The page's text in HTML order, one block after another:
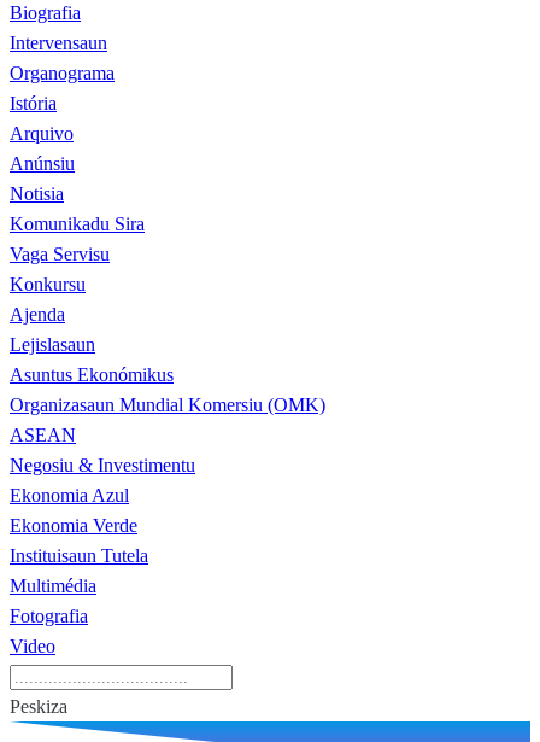
Biografia
Intervensaun
Organograma
Istória
Arquivo
Anúnsiu
Notisia
Komunikadu Sira
Vaga Servisu
Konkursu
Ajenda
Lejislasaun
Asuntus Ekonómikus
Organizasaun Mundial Komersiu (OMK)
ASEAN
Negosiu & Investimentu
Ekonomia Azul
Ekonomia Verde
Instituisaun Tutela
Multimédia
Fotografia
Video
Peskiza